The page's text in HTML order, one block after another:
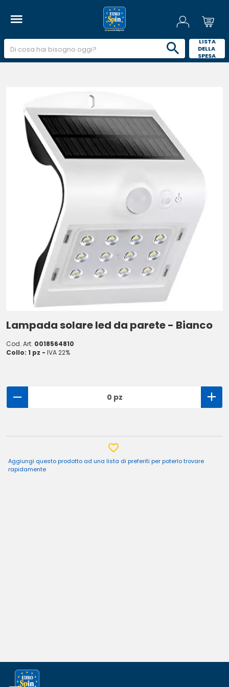
LISTA
DELLA
SPESA
Lampada solare led da parete - Bianco
Cod. Art. 0018564810
Collo: 1 pz - IVA 22%
0 pz
Aggiungi questo prodotto ad una lista di preferiti per poterlo trovare
rapidamente